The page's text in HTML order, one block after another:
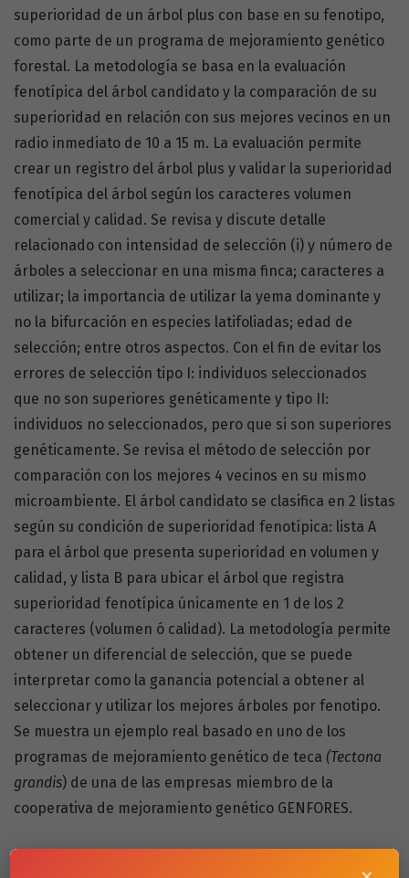
superioridad de un árbol plus con base en su fenotipo,
como parte de un programa de mejoramiento genético
forestal. La metodología se basa en la evaluación
fenotípica del árbol candidato y la comparación de su
superioridad en relación con sus mejores vecinos en un
radio inmediato de 10 a 15 m. La evaluación permite
crear un registro del árbol plus y validar la superioridad
fenotípica del árbol según los caracteres volumen
comercial y calidad. Se revisa y discute detalle
relacionado con intensidad de selección (i) y número de
árboles a seleccionar en una misma finca; caracteres a
utilizar; la importancia de utilizar la yema dominante y
no la bifurcación en especies latifoliadas; edad de
selección; entre otros aspectos. Con el fin de evitar los
errores de selección tipo I: individuos seleccionados
que no son superiores genéticamente y tipo II:
individuos no seleccionados, pero que si son superiores
genéticamente. Se revisa el método de selección por
comparación con los mejores 4 vecinos en su mismo
microambiente. El árbol candidato se clasifica en 2 listas
según su condición de superioridad fenotípica: lista A
para el árbol que presenta superioridad en volumen y
calidad, y lista B para ubicar el árbol que registra
superioridad fenotípica únicamente en 1 de los 2
caracteres (volumen ó calidad). La metodología permite
obtener un diferencial de selección, que se puede
interpretar como la ganancia potencial a obtener al
seleccionar y utilizar los mejores árboles por fenotipo.
Se muestra un ejemplo real basado en uno de los
programas de mejoramiento genético de teca (Tectona
grandis) de una de las empresas miembro de la
cooperativa de mejoramiento genético GENFORES.